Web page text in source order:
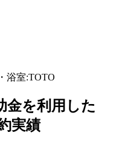
浴室:TOTO
金を利用した
実績